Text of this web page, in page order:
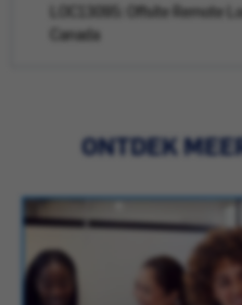
LOC13095: Offsite Remote
Canada
ONTDEK